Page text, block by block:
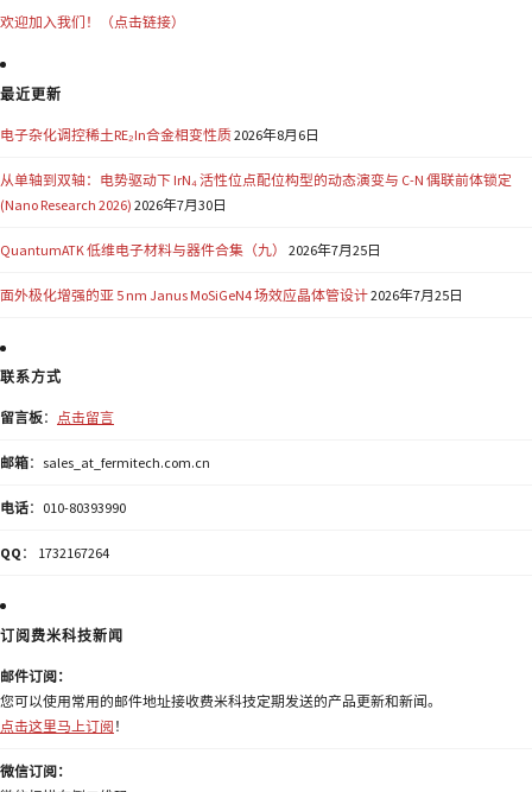
欢迎加入我们！（点击链接）
最近更新
电子杂化调控稀土RE₂In合金相变性质2026年8月6日
从单轴到双轴：电势驱动下 IrN₄ 活性位点配位构型的动态演变与 C-N 偶联前体锁定
(Nano Research 2026) 2026年7月30日
QuantumATK 低维电子材料与器件合集（九） 2026年7月25日
面外极化增强的亚 5 nm Janus MoSiGeN4 场效应晶体管设计2026年7月25日
联系方式
留言板： 点击留言
邮箱：sales_at_fermitech.com.cn
电话：010-80393990
QQ ： 1732167264
订阅费米科技新闻
邮件订阅：
您可以使用常用的邮件地址接收费米科技定期发送的产品更新和新闻。
点击这里马上订阅 ！
微信订阅：